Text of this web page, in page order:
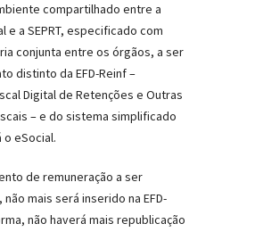
compartilhado entre a
e a SEPRT, especificado com
conjunta entre os órgãos, a ser
distinto da EFD-Reinf –
Digital de Retenções e Outras
– e do sistema simplificado
eSocial.
de remuneração a ser
mais será inserido na EFD-
não haverá mais republicação